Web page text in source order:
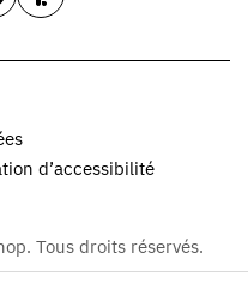
d’accessibilité
Tous droits réservés.